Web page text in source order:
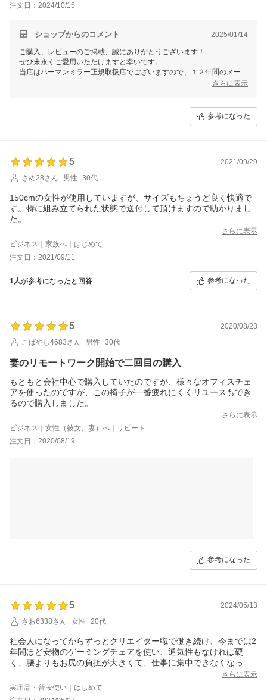
注文日：2024/10/15
ショップからのコメント 2025/01/14
ご購入、レビューのご掲載、誠にありがとうございます！
ぜひ末永くご愛用いただけますと幸いです。
当店はハーマンミラー正規取扱店でございますので、１２年間のメーカ
レビュー特典につきましてもぜひご愛用いただけますと幸いです！
さらに表示
参考になった
5
2021/09/29
さめ28さん
男性 30代
150cmの女性が使用していますが、サイズもちょうど良く快適で
す。特に組み立てられた状態で送付して頂けますので助かりまし
た。
さらに表示
ビジネス｜家族へ｜はじめて
注文日：2021/09/11
1人が参考になったと回答 参考になった
5
2020/08/23
こばやし4683さん
男性 30代
妻のリモートワーク開始で二回目の購入
もともと会社中心で購入していたのですが、様々なオフィスチェ
アを使ったのですが、この椅子が一番疲れにくくリユースもでき
るので購入しました。
さらに表示
ビジネス｜女性（彼女、妻）へ｜リピート
注文日：2020/08/19
参考になった
5
2024/05/13
さお6338さん
女性 20代
社会人になってからずっとクリエイター職で働き続け、今までは2
年間ほど安物のゲーミングチェアを使い、通気性もなければ硬
く、腰よりもお尻の負担が大きくて、仕事に集中できなくなって
きていることが多くなったこともあり、もう5年以上はクリエイタ
ー職から離れていないのも含めて、今後の健康も考えて大きな買
い物をしました。
さらに表示
実用品・普段使い｜はじめて